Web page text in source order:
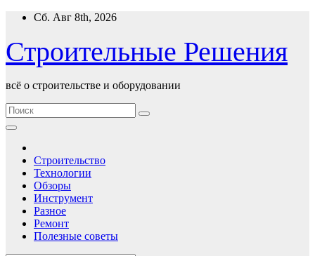
Перейти
содержимому
Сб. Авг 8th, 2026
Строительные Решения
всё о строительстве и оборудовании
Строительство
Технологии
Обзоры
Инструмент
Разное
Ремонт
Полезные советы